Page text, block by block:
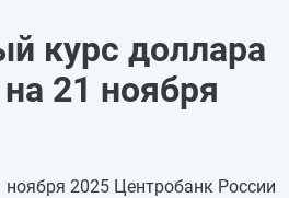
81,1303
+0,0026
81,1277
—
+0,0001
курс доллара
21 ноября
2025 Центробанк России